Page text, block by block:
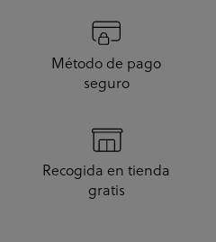
Método de pago
seguro
Recogida en tienda
gratis